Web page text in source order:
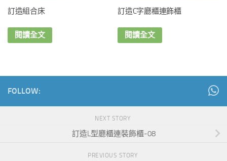
訂造組合床
閱讀全文
訂造C字廳櫃連飾櫃
閱讀全文
FOLLOW:
NEXT STORY
訂造L型廳櫃連裝飾櫃-08
PREVIOUS STORY